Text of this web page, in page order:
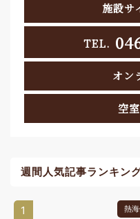
施設サ
TEL.
オン
空
週間人気記事ランキン
1 熱